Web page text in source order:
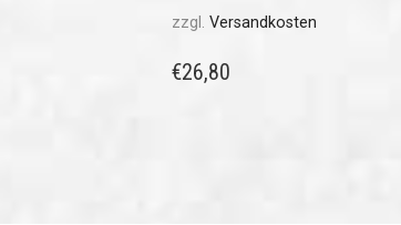
zzgl. Versandkosten
€26,80